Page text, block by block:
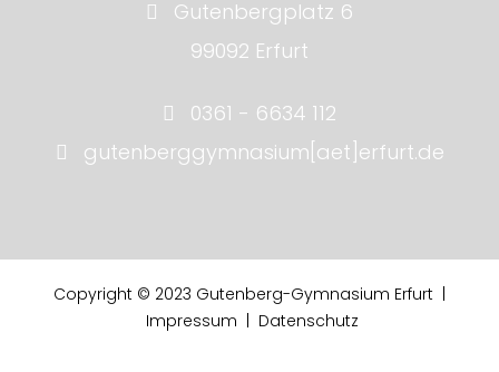
Gutenbergplatz 6
99092 Erfurt
0361 - 6634 112
gutenberggymnasium[aet]erfurt.de
Copyright © 2023 Gutenberg-Gymnasium Erfurt |
Impressum | Datenschutz